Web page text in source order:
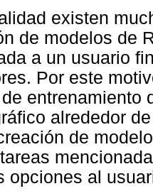
existen
de modelos de
a un usuario
Por este
entrenamiento
alrededor
de
opciones al